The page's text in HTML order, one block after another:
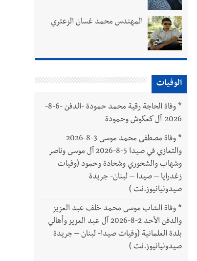
في ‫غزة‬ بعد أن بقوا تحت الأنقاض منذ عام 2023: أيُعقل أن يبقى الشعب الفلسطيني يعيش كل هذا الألم؟ وإلى متى
المهندس محمد غسان الزعتري
الوفيات
*
وفاة الحاجة رقية محمد حمودة -الدفن -6-8-
2026-آل كعكوش وحمودة
*
وفاة مصطفى محمد موسى 3-8-2026
والتعازي في صيدا 5-8-2026 آل موسى وناصر
وشهاب والشحوري وشحادة وحمود (وفيات
زغدرايا – صيدا – لبنان- جريدة
صيدونيانيوز.نت )
* وفاة الشاب موسى محمد خلف عبد العزيز
والدفن الأحد 2-8-2026 آل عبد العزيز وأهالي
بلدة العلمانية (وفيات صيدا- لبنان – جريدة
صيدونيانيوز.نت )